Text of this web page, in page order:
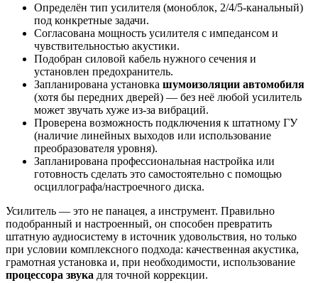
Определён тип усилителя (моноблок, 2/4/5-канальный)
под конкретные задачи.
Согласована мощность усилителя с импедансом и
чувствительностью акустики.
Подобран силовой кабель нужного сечения и
установлен предохранитель.
Запланирована установка шумоизоляции автомобиля
(хотя бы передних дверей) — без неё любой усилитель
может звучать хуже из-за вибраций.
Проверена возможность подключения к штатному ГУ
(наличие линейных выходов или использование
преобразователя уровня).
Запланирована профессиональная настройка или
готовность сделать это самостоятельно с помощью
осциллографа/настроечного диска.
Усилитель — это не панацея, а инструмент. Правильно
подобранный и настроенный, он способен превратить
штатную аудиосистему в источник удовольствия, но только
при условии комплексного подхода: качественная акустика,
грамотная установка и, при необходимости, использование
процессора звука для точной коррекции.